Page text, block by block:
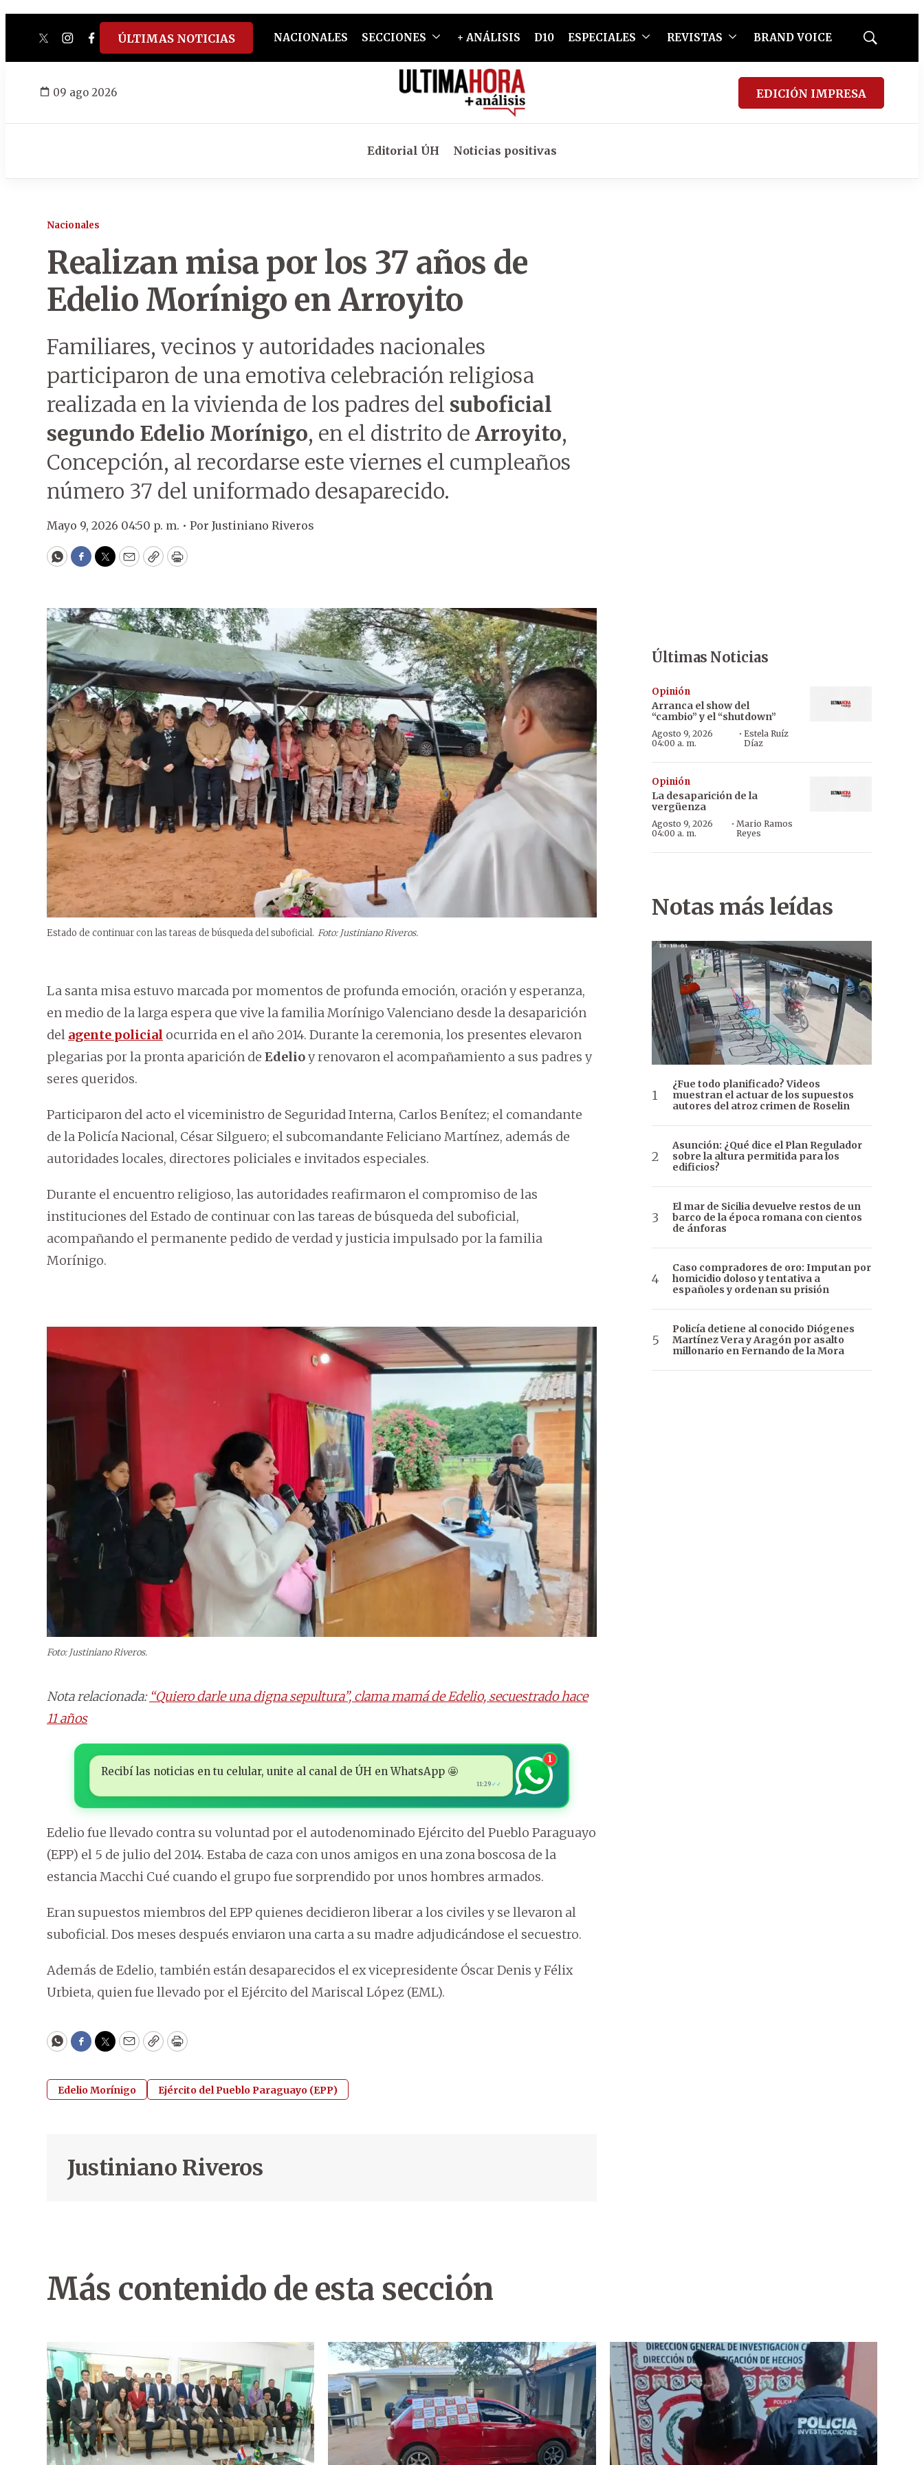
twitterinstagram
facebook
tiktokyoutube
spotify
ÚLTIMAS NOTICIAS NACIONALES SECCIONES + ANÁLISIS D10 ESPECIALES REVISTAS BRAND VOICE
Mostrar
09 ago 2026 EDICIÓN IMPRESA
Editorial ÚH Noticias positivas
Nacionales
Realizan misa por los 37 años de
Edelio Morínigo en Arroyito
Familiares, vecinos y autoridades nacionales
participaron de una emotiva celebración religiosa
realizada en la vivienda de los padres del suboficial
segundo Edelio Morínigo, en el distrito de Arroyito,
Concepción, al recordarse este viernes el cumpleaños
número 37 del uniformado desaparecido.
Mayo 9, 2026 04:50 p. m. • Por Justiniano Riveros
WhatsApp
Facebook
Twitter
EmailCopyPrint
Estado de continuar con las tareas de búsqueda del suboficial. Foto: Justiniano Riveros.
La santa misa estuvo marcada por momentos de profunda emoción, oración y esperanza,
en medio de la larga espera que vive la familia Morínigo Valenciano desde la desaparición
del agente policial ocurrida en el año 2014. Durante la ceremonia, los presentes elevaron
plegarias por la pronta aparición de Edelioy renovaron el acompañamiento a sus padres y
seres queridos.
Participaron del acto el viceministro de Seguridad Interna, Carlos Benítez; el comandante
de la Policía Nacional, César Silguero; el subcomandante Feliciano Martínez, además de
autoridades locales, directores policiales e invitados especiales.
Durante el encuentro religioso, las autoridades reafirmaron el compromiso de las
instituciones del Estado de continuar con las tareas de búsqueda del suboficial,
acompañando el permanente pedido de verdad y justicia impulsado por la familia
Morínigo.
Foto: Justiniano Riveros.
Nota relacionada: “Quiero darle una digna sepultura”, clama mamá de Edelio, secuestrado hace
11 años
Recibí las noticias en tu celular, unite al canal de ÚH en WhatsApp 🤩
11:29 ✓✓
1
Edelio fue llevado contra su voluntad por el autodenominado Ejército del Pueblo Paraguayo
(EPP) el 5 de julio del 2014. Estaba de caza con unos amigos en una zona boscosa de la
estancia Macchi Cué cuando el grupo fue sorprendido por unos hombres armados.
Eran supuestos miembros del EPP quienes decidieron liberar a los civiles y se llevaron al
suboficial. Dos meses después enviaron una carta a su madre adjudicándose el secuestro.
Además de Edelio, también están desaparecidos el ex vicepresidente Óscar Denis y Félix
Urbieta, quien fue llevado por el Ejército del Mariscal López (EML).
WhatsApp
Facebook
Twitter
EmailCopyPrint
Edelio Morínigo Ejército del Pueblo Paraguayo (EPP)
Justiniano Riveros
Últimas Noticias
Opinión
Arranca el show del
“cambio” y el “shutdown”
Agosto 9, 2026
04:00 a. m.
·Estela Ruíz
Díaz
Opinión
La desaparición de la
vergüenza
Agosto 9, 2026
04:00 a. m.
· Mario Ramos
Reyes
Notas más leídas
¿Fue todo planificado? Videos
muestran el actuar de los supuestos
autores del atroz crimen de Roselin
Asunción: ¿Qué dice el Plan Regulador
sobre la altura permitida para los
edificios?
El mar de Sicilia devuelve restos de un
barco de la época romana con cientos
de ánforas
Caso compradores de oro: Imputan por
homicidio doloso y tentativa a
españoles y ordenan su prisión
Policía detiene al conocido Diógenes
Martínez Vera y Aragón por asalto
millonario en Fernando de la Mora
Más contenido de esta sección